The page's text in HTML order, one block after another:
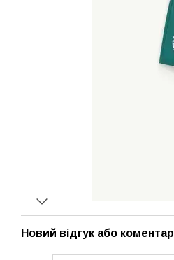
Новий відгук або коментар